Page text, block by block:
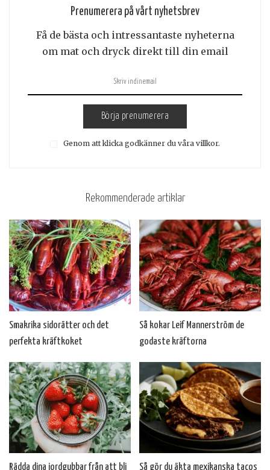
Prenumerera på vårt nyhetsbrev
Få de bästa och intressantaste nyheterna
om mat och dryck direkt till din email
Börja prenumerera
Genom att klicka godkänner du våra villkor.
Rekommenderade artiklar
Smakrika sidorätter och det
perfekta kräftkoket
Så kokar Leif Mannerström de
godaste kräftorna
Rädda dina jordgubbar från att bli Så gör du äkta mexikanska tacos